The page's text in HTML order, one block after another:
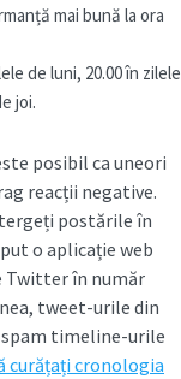
mai bună la ora
de luni, 20.00 în zilele
joi.
posibil ca uneori
reacții negative.
postările în
o aplicație web
Twitter în număr
tweet-urile din
timeline-urile
curățați cronologia